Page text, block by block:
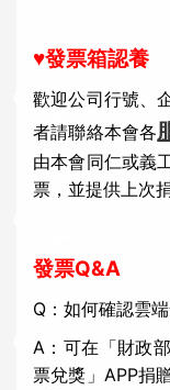
♥發票箱認養
歡迎公司行號、
者請聯絡本會各
由本會同仁或義
票 ，並提供上次
發票Q&A
Q：如何確認雲
A：可在「財政
票兌獎」APP捐